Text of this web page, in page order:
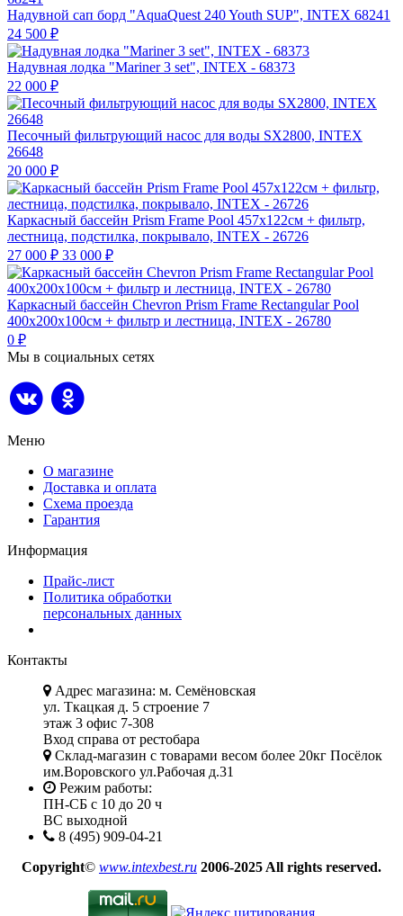
Надувной сап борд "AquaQuest 240 Youth SUP", INTEX 68241
24 500 ₽
Надувная лодка "Mariner 3 set", INTEX - 68373
22 000 ₽
Песочный фильтрующий насос для воды SX2800, INTEX
26648
20 000 ₽
Каркасный бассейн Prism Frame Pool 457х122см + фильтр,
лестница, подстилка, покрывало, INTEX - 26726
27 000 ₽ 33 000 ₽
Каркасный бассейн Chevron Prism Frame Rectangular Pool
400х200х100см + фильтр и лестница, INTEX - 26780
0 ₽
Мы в социальных сетях
Меню
О магазине
Доставка и оплата
Схема проезда
Гарантия
Информация
Прайс-лист
Политика обработки
персональных данных
Контакты
Адрес магазина: м. Семёновская
ул. Ткацкая д. 5 строение 7
этаж 3 офис 7-308
Вход справа от рестобара
Склад-магазин с товарами весом более 20кг Посёлок
им.Воровского ул.Рабочая д.31
Режим работы:
ПН-СБ с 10 до 20 ч
ВС выходной
8 (495) 909-04-21
Copyright© www.intexbest.ru 2006-2025 All rights reserved.